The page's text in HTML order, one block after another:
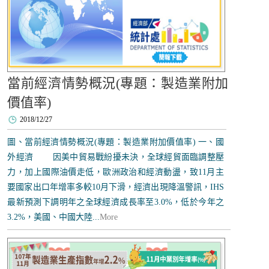
當前經濟情勢概況(專題：製造業附加
價值率)
2018/12/27
圖、當前經濟情勢概況(專題：製造業附加價值率) 一、國
外經濟 因美中貿易戰紛擾未決，全球經貿面臨調整壓
力，加上國際油價走低，歐洲政治和經濟動盪，致11月主
要國家出口年增率多較10月下滑，經濟出現降溫警訊，IHS
最新預測下調明年之全球經濟成長率至3.0%，低於今年之
3.2%，美國、中國大陸...More